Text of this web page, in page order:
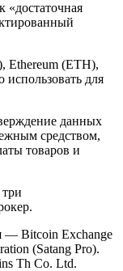
«достаточная
Ethereum (ETH),
для
данных
средством,
товаров и
— Bitcoin Exchange
(Satang Pro).
Th Co. Ltd.